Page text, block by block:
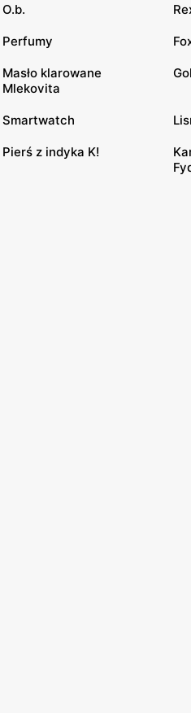
O.b.
Perfumy
Masło klarowane
Mlekovita
Smartwatch
Pierś z indyka K!